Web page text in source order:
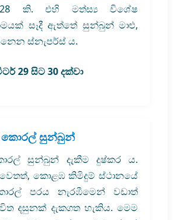
කි. එහි මත්ස්‍ය විශේෂ
සෑදී ඇත්තේ සුන්බුන් මාළු,
ස්නැපර්ස් ය.
29 සිට 30 දක්වා
කොරල් සුන්බුන්
සුන්බුන් දැකීම දුෂ්කර ය.
කොළඹ කිමිදුම් ස්ථානයේ
පරය නැරඹීමෙන් වඩාත්
දසුනක් දැකගත හැකිය. මෙම